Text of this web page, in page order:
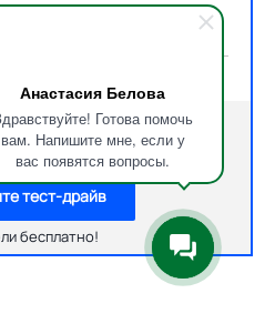
Анастасия Белова
Готова помочь
вам. Напишите мне, если у
вас появятся вопросы.
обработку персональных данных
соглашению.
тест-драйв
бесплатно!